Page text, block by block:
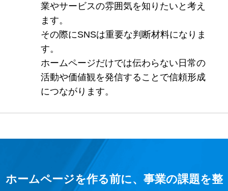
業やサービスの雰囲気を知りたいと考え
ます。
その際にSNSは重要な判断材料になりま
す。
ホームページだけでは伝わらない日常の
活動や価値観を発信することで信頼形成
につながります。
ホームページを作る前に、事業の課題を整